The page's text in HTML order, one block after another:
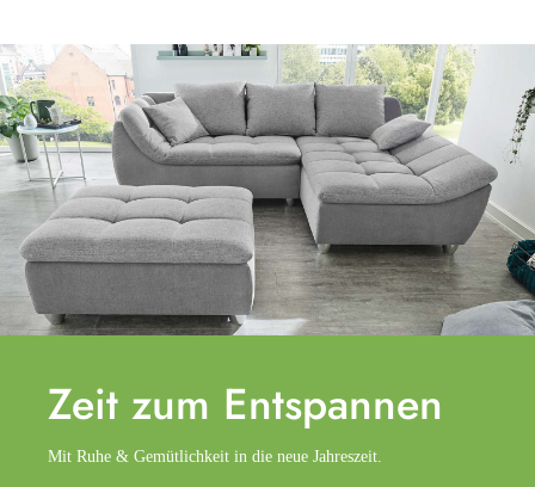
Zeit zum Entspannen
Mit Ruhe & Gemütlichkeit in die neue Jahreszeit.